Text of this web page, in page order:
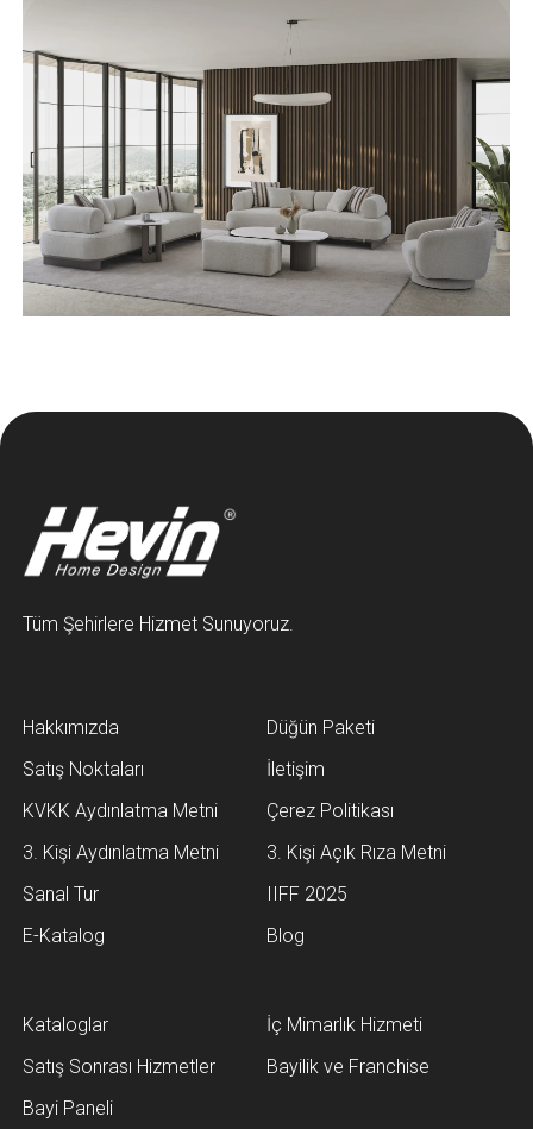
Tüm Şehirlere Hizmet Sunuyoruz.
Hakkımızda
Düğün Paketi
Satış Noktaları
İletişim
KVKK Aydınlatma Metni
Çerez Politikası
3. Kişi Aydınlatma Metni
3. Kişi Açık Rıza Metni
Sanal Tur
IIFF 2025
E-Katalog
Blog
Kataloglar
İç Mimarlık Hizmeti
Satış Sonrası Hizmetler
Bayilik ve Franchise
Bayi Paneli